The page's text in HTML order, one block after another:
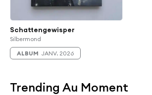
Schattengewisper
Silbermond
ALBUM JANV. 2026
Trending Au Moment